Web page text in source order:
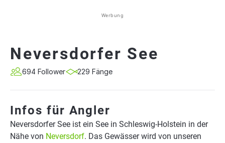
Werbung
Neversdorfer See
694 Follower 229 Fänge
Infos für Angler
Neversdorfer See ist ein See in Schleswig-Holstein in der
Nähe von Neversdorf. Das Gewässer wird von unseren